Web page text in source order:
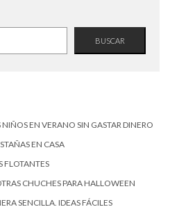
BUSCAR
EN VERANO SIN GASTAR DINERO
EN CASA
FLOTANTES
CHUCHES PARA HALLOWEEN
SENCILLA. IDEAS FÁCILES